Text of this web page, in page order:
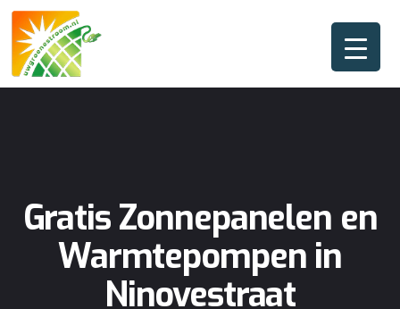
Gratis Zonnepanelen en
Warmtepompen in
Ninovestraat